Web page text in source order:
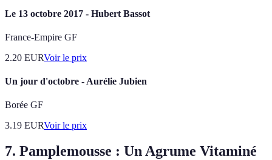
Le 13 octobre 2017 - Hubert Bassot
France-Empire GF
2.20 EURVoir le prix
Un jour d'octobre - Aurélie Jubien
Borée GF
3.19 EURVoir le prix
7. Pamplemousse : Un Agrume Vitaminé